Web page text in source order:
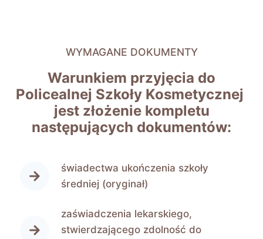
WYMAGANE DOKUMENTY
Warunkiem przyjęcia do
Policealnej Szkoły Kosmetycznej
jest złożenie kompletu
następujących dokumentów:
świadectwa ukończenia szkoły
średniej (oryginał)
zaświadczenia lekarskiego,
stwierdzającego zdolność do